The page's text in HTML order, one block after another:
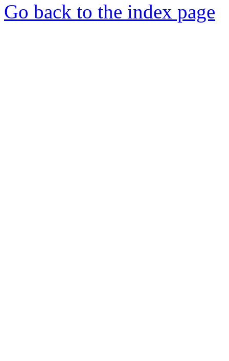
Go back to the index page